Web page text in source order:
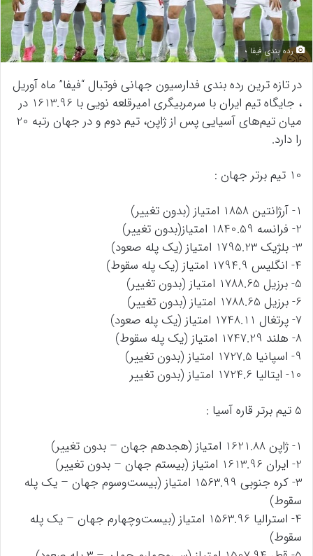
رده بندی فیفا ؛
در تازه ترین رده بندی فدارسیون جهانی فوتبال “فیفا” ماه آوریل
، جایگاه تیم ایران با سرمربیگری امیرقلعه نویی با 1613.96 در
میان تیم‌های آسیایی پس از ژاپن، تیم دوم و در جهان رتبه 20
را دارد.
10 تیم برتر جهان :
1- آرژانتین 1858 امتیاز (بدون تغییر)
2- فرانسه 1840.59 امتیاز(بدون تغییر)
3- بلژیک 1795.23 امتیاز (یک پله صعود)
4- انگلیس 1794.9 امتیاز (یک پله سقوط)
5- برزیل 1788.65 امتیاز (بدون تغییر)
6- برزیل 1788.65 امتیاز (بدون تغییر)
7- پرتغال 1748.11 امتیاز (یک پله صعود)
8- هلند 1747.29 امتیاز (یک پله سقوط)
9- اسپانیا 1727.5 امتیاز (بدون تغییر)
10- ایتالیا 1724.6 امتیاز (بدون تغییر
5 تیم برتر قاره آسیا :
1- ژاپن 1621.88 امتیاز (هجدهم جهان – بدون تغییر)
2- ایران 1613.96 امتیاز (بیستم جهان – بدون تغییر)
3- کره جنوبی 1563.99 امتیاز (بیست‌و‌سوم جهان – یک پله
سقوط)
4- استرالیا 1563.96 امتیاز (بیست‌و‌چهارم جهان – یک پله
سقوط)